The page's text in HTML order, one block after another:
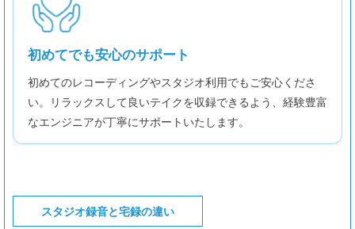
初めてでも安心のサポート
初めてのレコーディングやスタジオ利用でもご安心くださ
い。リラックスして良いテイクを収録できるよう、経験豊富
なエンジニアが丁寧にサポートいたします。
スタジオ録音と宅録の違い